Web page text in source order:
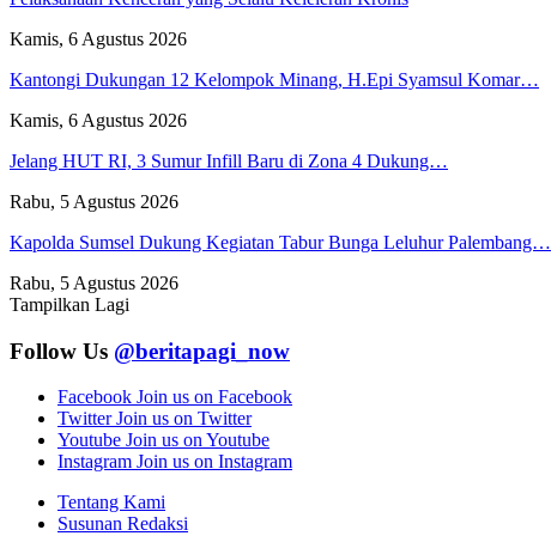
Kamis, 6 Agustus 2026
Kantongi Dukungan 12 Kelompok Minang, H.Epi Syamsul Komar…
Kamis, 6 Agustus 2026
Jelang HUT RI, 3 Sumur Infill Baru di Zona 4 Dukung…
Rabu, 5 Agustus 2026
Kapolda Sumsel Dukung Kegiatan Tabur Bunga Leluhur Palembang…
Rabu, 5 Agustus 2026
Tampilkan Lagi
Follow Us @beritapagi_now
Facebook Join us on Facebook
Twitter Join us on Twitter
Youtube Join us on Youtube
Instagram Join us on Instagram
Tentang Kami
Susunan Redaksi